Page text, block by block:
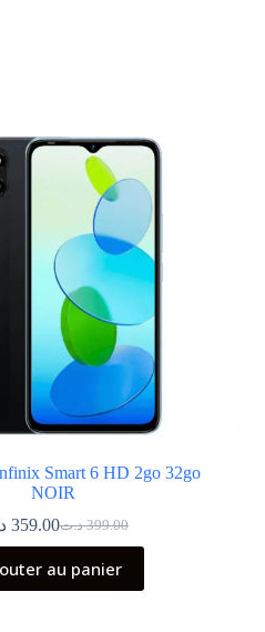
Smart 6 HD 2go 32go
NOIR
399.00 د.تLe
prix
initial
était :
359.00Le
prix
actuel
est :
au panier